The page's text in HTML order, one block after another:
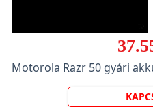
Motorola Razr 50 gyári